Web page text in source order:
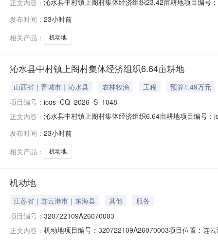
正文内容： 沁水县中村镇上阁村集体经济组织23.42亩耕地项目编号
1*********2转出信息标的类型机动地是否属再次转出是挂
发布时间： 23小时前
相关产品：
机动地
沁水县中村镇上阁村集体经济组织6.64亩耕地
山西省｜晋城市｜沁水县 农林牧渔 工程
预算1.49万元
项目编号： jcqs_CQ_2026_S_1048
正文内容： 沁水县中村镇上阁村集体经济组织6.64亩耕地项目编号
1*********2转出信息标的类型机动地是否属再次转出是挂
发布时间： 23小时前
相关产品：
机动地
机动地
江苏省｜连云港市｜东海县 其他
服务
项目编号： 320722109A26070003
正文内容： 机动地项目编号：320722109A26070003项目位置：连